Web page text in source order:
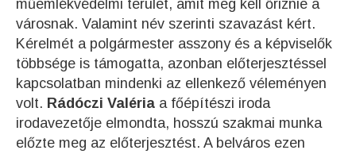
műemlékvédelmi terület, amit meg kell őriznie a
városnak. Valamint név szerinti szavazást kért.
Kérelmét a polgármester asszony és a képviselők
többsége is támogatta, azonban előterjesztéssel
kapcsolatban mindenki az ellenkező véleményen
volt. Rádóczi Valéria a főépítészi iroda
irodavezetője elmondta, hosszú szakmai munka
előzte meg az előterjesztést. A belváros ezen